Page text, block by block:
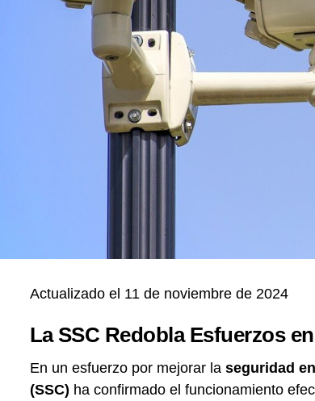
Actualizado el 11 de noviembre de 2024
La SSC Redobla Esfuerzos
En un esfuerzo por mejorar la seguridad
(SSC) ha confirmado el funcionamiento